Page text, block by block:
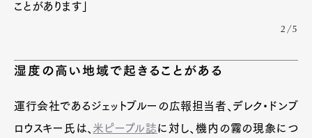
ことがあります」
2/5
湿度の高い地域で起きることがある
運行会社であるジェットブルーの広報担当者、デレク・ドンブ
ロウスキー氏は、 米ピープル誌に対し、機内の霧の現象につ